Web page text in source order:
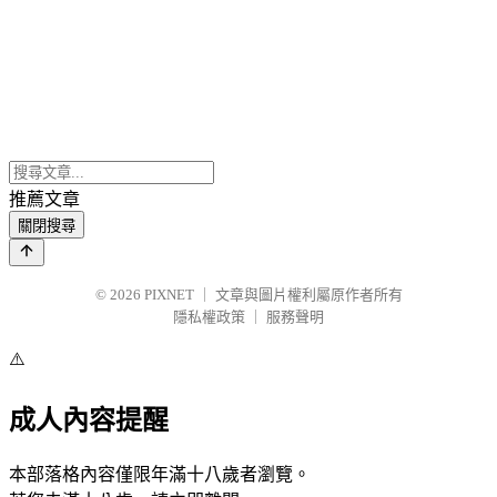
推薦文章
關閉搜尋
© 2026 PIXNET
文章與圖片權利屬原作者所有
隱私權政策
服務聲明
⚠️
成人內容提醒
本部落格內容僅限年滿十八歲者瀏覽。